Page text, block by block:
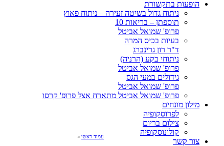
הופעות בתקשורת
ניתוח גדול בשיטה זעירה – ניתוח פאוץ
תוספתן – בריאות 10
פרופ' שמואל אביטל
בעיות בכיס המרה
ד"ר רון גרינברג
ניתוחי בקע (הרניה)
פרופ' שמואל אביטל
גידולים במעי הגס
פרופ' שמואל אביטל
פרופ' שמואל אביטל מתארח אצל פרופ' קרסו
מילון מונחים
לפרוסקופיה
צילום בריום
קולונוסקופיה
צור קשר
עמוד ראשי »